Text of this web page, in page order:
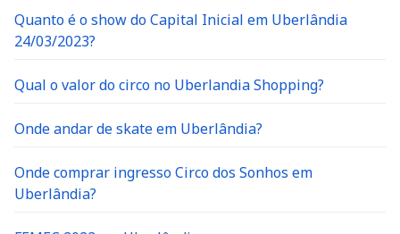
Quanto é o show do Capital Inicial em Uberlândia
24/03/2023?
Qual o valor do circo no Uberlandia Shopping?
Onde andar de skate em Uberlândia?
Onde comprar ingresso Circo dos Sonhos em
Uberlândia?